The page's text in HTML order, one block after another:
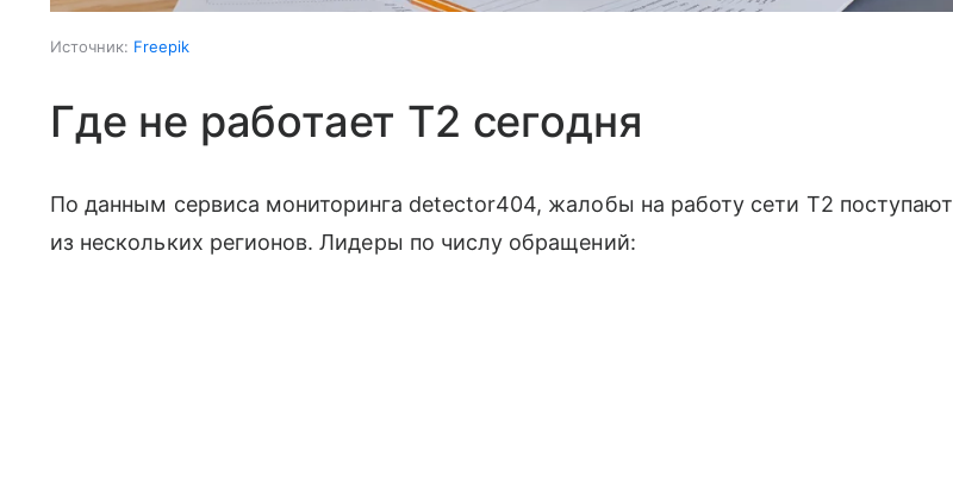
Источник: Freepik
Где не работает T2 сегодня
По данным сервиса мониторинга detector404, жалобы на работу сети T2 поступают
из нескольких регионов. Лидеры по числу обращений: